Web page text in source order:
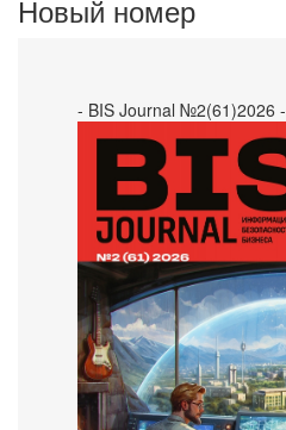
Новый номер
- BIS Journal №2(61)2026 -